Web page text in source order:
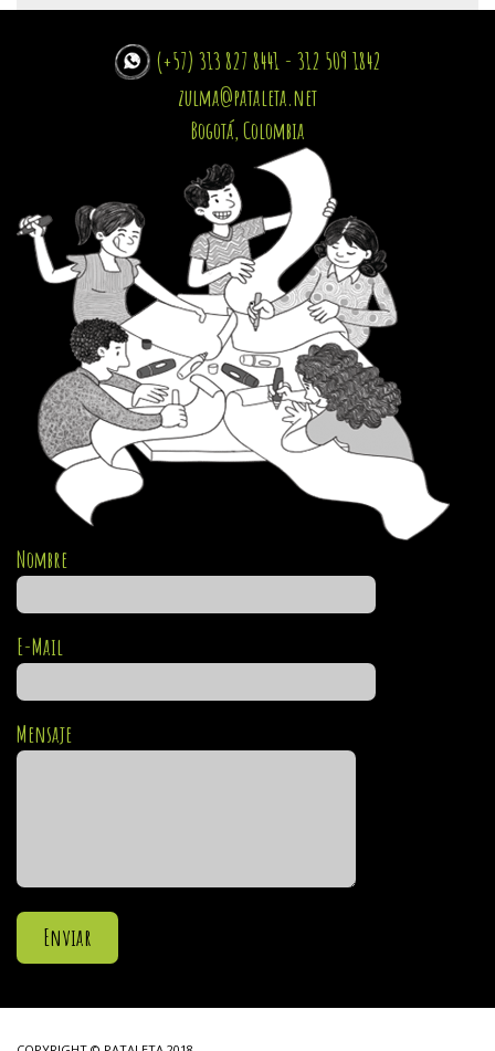
(+57) 313 827 8441 - 312 509 1842
zulma@pataleta.net
Bogotá, Colombia
Nombre
E-Mail
Mensaje